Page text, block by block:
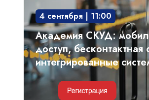
среда,
интегрированные
системы
4 сентября | 11:00
Академия СКУД:
доступ, бесконтактная
интегрированные